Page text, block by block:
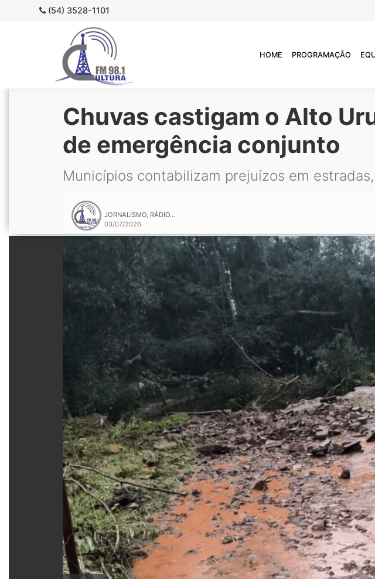
(54) 3528-1101
HOME PROGRAMAÇÃO
Chuvas castigam o Alto
de emergência conjunto
Municípios contabilizam prejuízos em
JORNALISMO, RÁDIO...
03/07/2026